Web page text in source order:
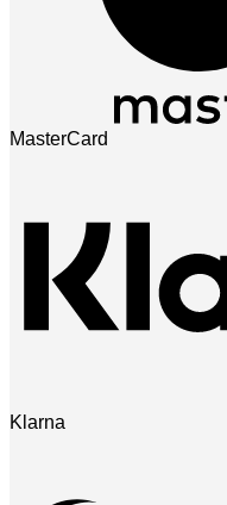
MasterCard
Klarna